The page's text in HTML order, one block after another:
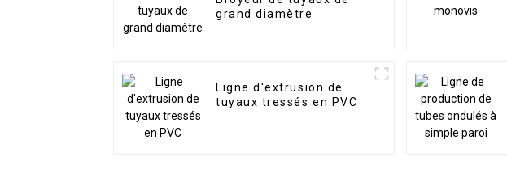
grand diamètre
Ligne d'extrusion de
tuyaux tressés en PVC